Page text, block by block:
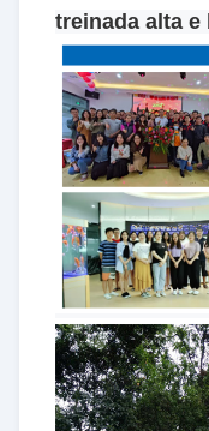
treinada alta e